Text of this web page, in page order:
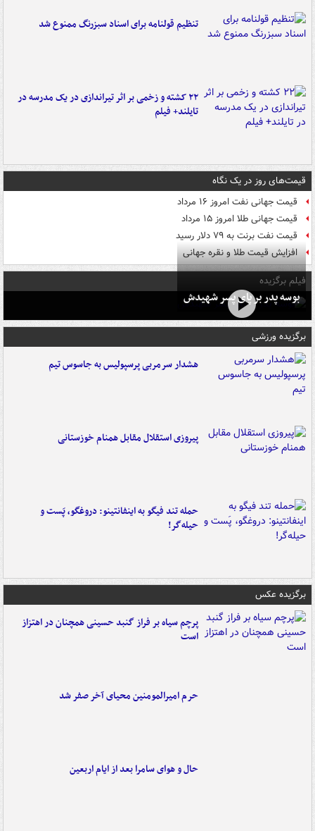
تنظیم قولنامه برای اسناد سبزرنگ ممنوع شد
۲۲ کشته و زخمی بر اثر تیراندازی در یک مدرسه در
تایلند+ فیلم
قیمت‌های روز در یک نگاه
قیمت جهانی نفت امروز ۱۶ مرداد
قیمت جهانی طلا امروز ۱۵ مرداد
قیمت نفت برنت به ۷۹ دلار رسید
افزایش قیمت طلا و نقره جهانی
فیلم برگزیده
بوسه‌ پدر بر پای پسر شهیدش
برگزیده ورزشی
هشدار سرمربی پرسپولیس به جاسوس تیم
پیروزی استقلال مقابل همنام خوزستانی
حمله تند فیگو به اینفانتینو: دروغگو، پَست‌ و
حیله‌گر!
برگزیده عکس
پرچم سیاه بر فراز گنبد حسینی همچنان در اهتزاز
است
حرم امیرالمومنین محیای آخر صفر شد
حال و هوای سامرا بعد از ایام اربعین